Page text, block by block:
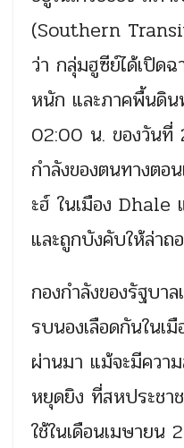
(Southern
ว่า กลุ่มฮูซีย์ได้เปิด
หนัก และภาคพื้นดิน
02:00 น. ของวัน
กำลังของตนทางตอ
ะฮ์ ในเมือง Dhale
และถูกบังคับให้ล่าถ
กองกำลังของรัฐบา
รบนองเลือดกันในเ
ผ่านมา แม้จะมีควา
หยุดยิง ที่สหประชา
ใช้ในเดือนเมษายน